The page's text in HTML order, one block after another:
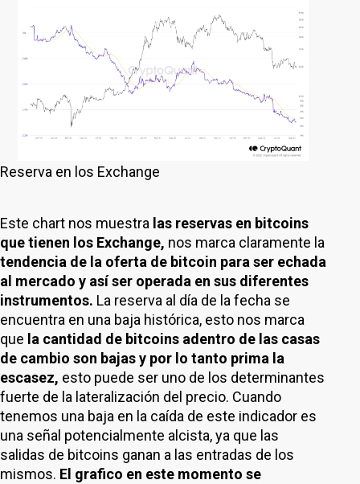
Reserva en los Exchange
Este chart nos muestra las reservas en bitcoins
que tienen los Exchange, nos marca claramente la
tendencia de la oferta de bitcoin para ser echada
al mercado y así ser operada en sus diferentes
instrumentos. La reserva al día de la fecha se
encuentra en una baja histórica, esto nos marca
que la cantidad de bitcoins adentro de las casas
de cambio son bajas y por lo tanto prima la
escasez, esto puede ser uno de los determinantes
fuerte de la lateralización del precio. Cuando
tenemos una baja en la caída de este indicador es
una señal potencialmente alcista, ya que las
salidas de bitcoins ganan a las entradas de los
mismos. El grafico en este momento se